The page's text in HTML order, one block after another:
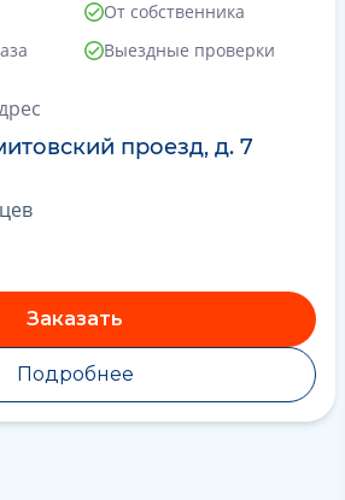
От собственника
Выездные проверки
проезд, д. 7
Заказать
Подробнее